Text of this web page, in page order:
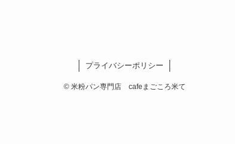
プライバシーポリシー
©米粉パン専門店 cafeまごころ米て